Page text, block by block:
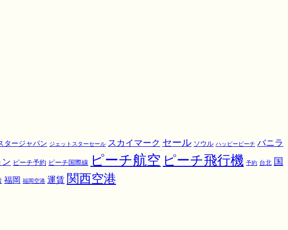
タージャパン ジェットスターセール スカイマーク セール ソウル ハッピーピーチ バニラ
ン ピーチ予約 ピーチ国際線 ピーチ航空 ピーチ飛行機 予約 台北 国
福岡 福岡空港 運賃 関西空港